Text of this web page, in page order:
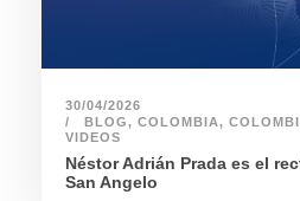
30/04/2026
BLOG, COLOMBIA,
VIDEOS
Néstor Adrián Prada es el
San Angelo